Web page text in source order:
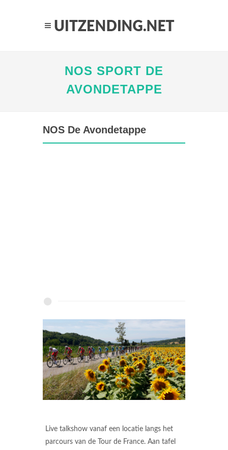
NOS SPORT DE
AVONDETAPPE
NOS De Avondetappe
Live talkshow vanaf een locatie langs het
parcours van de Tour de France. Aan tafel